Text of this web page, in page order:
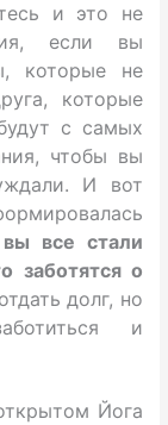
и это не
если вы
которые не
которые
с самых
чтобы вы
И вот
все стали
заботятся о
долг, но
и
Йога